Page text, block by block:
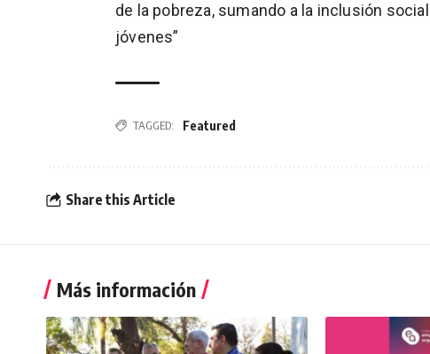
de la pobreza, sumando a la inclusión
jóvenes”
TAGGED: Featured
Share this Article
Más información